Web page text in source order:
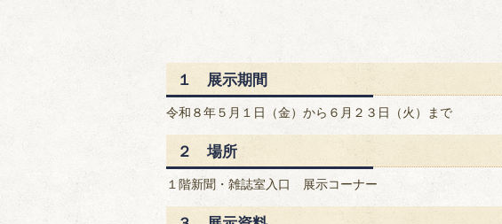
１ 展示期間
令和８年５月１日（金）から６月２３日（火）まで
２ 場所
１階新聞・雑誌室入口 展示コーナー